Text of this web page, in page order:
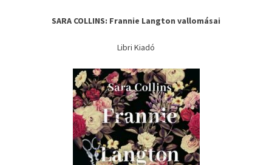
SARA COLLINS: Frannie ​Langton vallomásai
Libri Kiadó